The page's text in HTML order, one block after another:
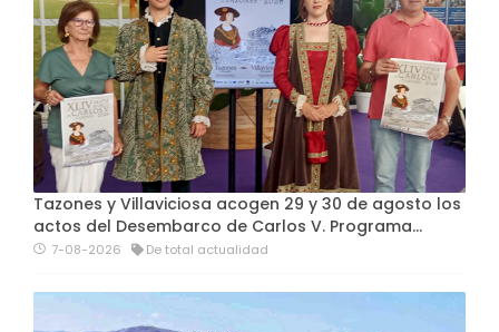
Tazones y Villaviciosa acogen 29 y 30 de agosto los
actos del Desembarco de Carlos V. Programa…
7-08-2026 De total actualidad